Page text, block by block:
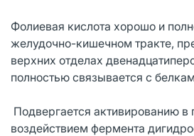
Фолиевая кислота хорошо и
желудочно-кишечном тракте,
верхних отделах
полностью связывается с
Подвергается активированию в
воздействием фермента